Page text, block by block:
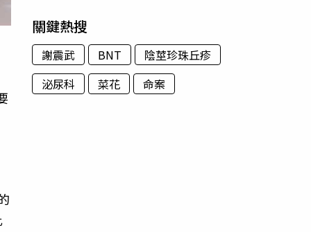
關鍵熱搜
謝震武 BNT
陰莖珍珠丘疹
泌尿科
菜花 命案